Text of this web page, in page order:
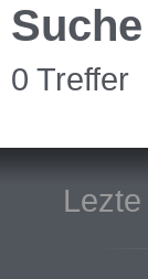
0 Treffer